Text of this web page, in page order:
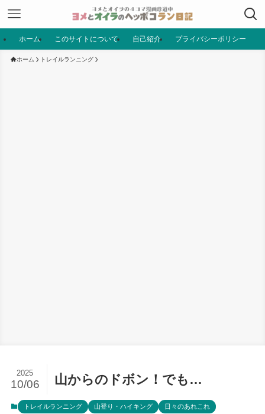
ホーム このサイトについて 自己紹介 プライバシーポリシー
ホーム トレイルランニング
山からのドボン！でも…
2025
10/06
トレイルランニング 山登り・ハイキング 日々のあれこれ